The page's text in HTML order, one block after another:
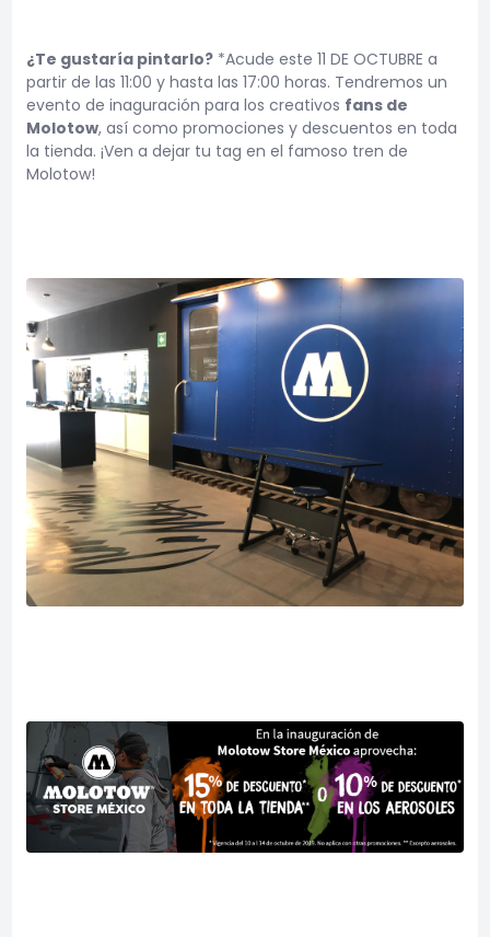
¿Te gustaría pintarlo? *Acude este 11 DE OCTUBRE a
partir de las 11:00 y hasta las 17:00 horas. Tendremos un
evento de inaguración para los creativos fans de
Molotow, así como promociones y descuentos en toda
la tienda. ¡Ven a dejar tu tag en el famoso tren de
Molotow!